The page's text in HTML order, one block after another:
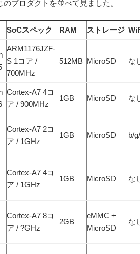
プロダクトを並べて見ました。
SoCスペック RAM ストレージ
ARM1176JZF-
S 1コア /
700MHz
512MB MicroSD な
Cortex-A7 4コ
ア / 900MHz
1GB MicroSD な
Cortex-A7 2コ
ア / 1GHz
1GB MicroSD b/
Cortex-A7 4コ
ア / 1GHz
1GB MicroSD な
Cortex-A7 8コ
ア / ?GHz
2GB
eMMC +
MicroSD
な